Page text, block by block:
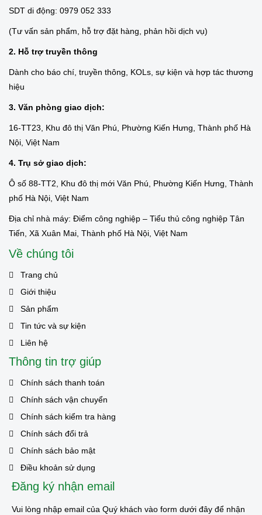
SDT di động: 0979 052 333
(Tư vấn sản phẩm, hỗ trợ đặt hàng, phản hồi dịch vụ)
2. Hỗ trợ truyền thông
Dành cho báo chí, truyền thông, KOLs, sự kiện và hợp tác thương
hiệu
3. Văn phòng giao dịch:
16-TT23, Khu đô thị Văn Phú, Phường Kiến Hưng, Thành phố Hà
Nội, Việt Nam
4. Trụ sở giao dịch:
Ô số 88-TT2, Khu đô thị mới Văn Phú, Phường Kiến Hưng, Thành
phố Hà Nội, Việt Nam
Địa chỉ nhà máy: Điểm công nghiệp – Tiểu thủ công nghiệp Tân
Tiến, Xã Xuân Mai, Thành phố Hà Nội, Việt Nam
Về chúng tôi
Trang chủ
Giới thiệu
Sản phẩm
Tin tức và sự kiện
Liên hệ
Thông tin trợ giúp
Chính sách thanh toán
Chính sách vận chuyển
Chính sách kiểm tra hàng
Chính sách đổi trả
Chính sách bảo mật
Điều khoản sử dụng
Đăng ký nhận email
Vui lòng nhập email của Quý khách vào form dưới đây để nhận